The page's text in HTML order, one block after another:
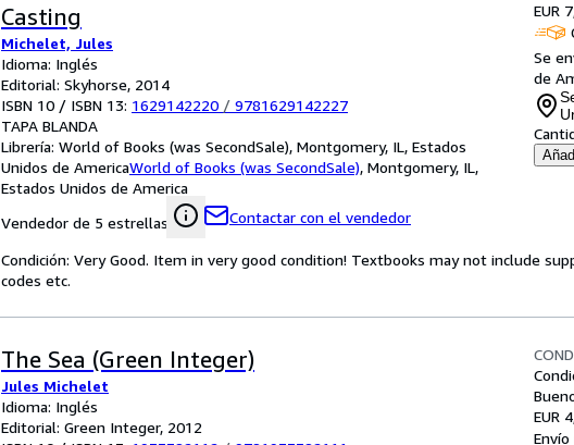
Casting
Michelet, Jules
Idioma: Inglés
Editorial: Skyhorse, 2014
ISBN 10 / ISBN 13: 1629142220 / 9781629142227
TAPA BLANDA
Librería: World of Books (was SecondSale), Montgomery, IL, Estados
Unidos de AmericaWorld of Books (was SecondSale), Montgomery, IL,
Estados Unidos de America
Vendedor de 5 estrellas
Contactar con el vendedor
EUR
Se
de
Condición: Very Good. Item in very good condition! Textbooks may not include
codes etc.
The Sea (Green Integer)
Jules Michelet
Idioma: Inglés
Editorial: Green Integer, 2012
EUR
Envío